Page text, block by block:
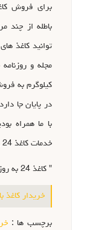
برای فروش
باطله از چند
توانید کاغذ
مجله و
کیلوگرم به
در پایان جا
با ما همراه
خدمات کاغذ 24 را بصورت تیتر وار برای شما بازگو نماییم .
" کاغذ 24 به روز ترین مرکز خرید کاغذ باطله "
خریدار کاغذ
برچسب ها :